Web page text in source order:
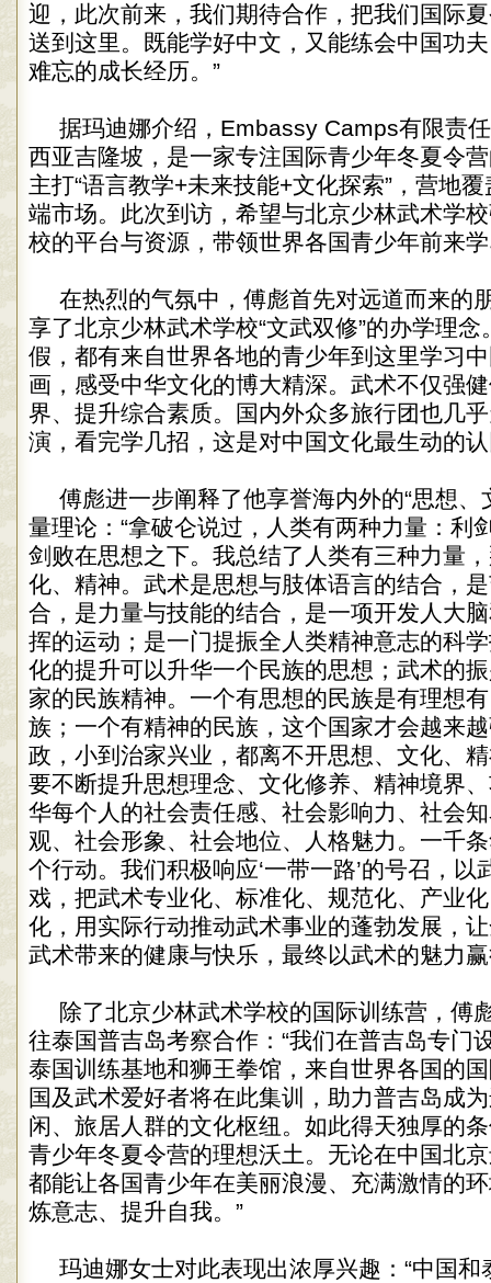
迎，此次前来，我们期待合作，把我们国际
送到这里。既能学好中文，又能练会中国功
难忘的成长经历。”
据玛迪娜介绍，Embassy Camps有限责
西亚吉隆坡，是一家专注国际青少年冬夏令
主打“语言教学+未来技能+文化探索”，营地
端市场。此次到访，希望与北京少林武术学
校的平台与资源，带领世界各国青少年前来
在热烈的气氛中，傅彪首先对远道而来的
享了北京少林武术学校“文武双修”的办学理念
假，都有来自世界各地的青少年到这里学习
画，感受中华文化的博大精深。武术不仅强
界、提升综合素质。国内外众多旅行团也几
演，看完学几招，这是对中国文化最生动的认
傅彪进一步阐释了他享誉海内外的“思想、
量理论：“拿破仑说过，人类有两种力量：利
剑败在思想之下。我总结了人类有三种力量
化、精神。武术是思想与肢体语言的结合，
合，是力量与技能的结合，是一项开发人大
挥的运动；是一门提振全人类精神意志的科
化的提升可以升华一个民族的思想；武术的
家的民族精神。一个有思想的民族是有理想
族；一个有精神的民族，这个国家才会越来
政，小到治家兴业，都离不开思想、文化、
要不断提升思想理念、文化修养、精神境界
华每个人的社会责任感、社会影响力、社会
观、社会形象、社会地位、人格魅力。一千
个行动。我们积极响应‘一带一路’的号召，以
戏，把武术专业化、标准化、规范化、产业
化，用实际行动推动武术事业的蓬勃发展，
武术带来的健康与快乐，最终以武术的魅力
除了北京少林武术学校的国际训练营，傅
往泰国普吉岛考察合作：“我们在普吉岛专门
泰国训练基地和狮王拳馆，来自世界各国的
国及武术爱好者将在此集训，助力普吉岛成
闲、旅居人群的文化枢纽。如此得天独厚的
青少年冬夏令营的理想沃土。无论在中国北
都能让各国青少年在美丽浪漫、充满激情的
炼意志、提升自我。”
玛迪娜女士对此表现出浓厚兴趣：“中国